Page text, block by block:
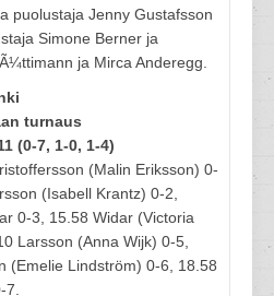
puolustaja Jenny Gustafsson
Simone Berner ja
ja Mirca Anderegg.
turnaus
(0-7, 1-0, 1-4)
(Malin Eriksson) 0-
(Isabell Krantz) 0-2,
0-3, 15.58 Widar (Victoria
Larsson (Anna Wijk) 0-5,
(Emelie Lindström) 0-6, 18.58